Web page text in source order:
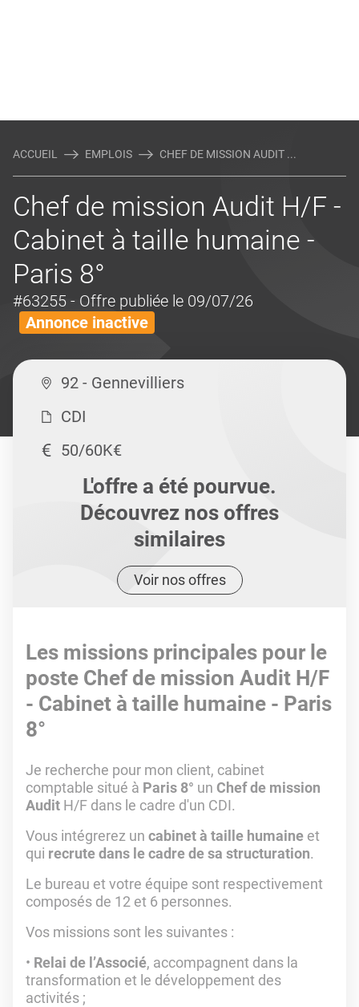
ACCUEIL EMPLOIS CHEF DE MISSION AUDIT ...
Chef de mission Audit H/F -
Cabinet à taille humaine -
Paris 8°
#63255 - Offre publiée le 09/07/26
Annonce inactive
92 - Gennevilliers
CDI
50/60K€
L'offre a été pourvue.
Découvrez nos offres
similaires
Voir nos offres
Les missions principales pour le
poste Chef de mission Audit H/F
- Cabinet à taille humaine - Paris
8°
Je recherche pour mon client, cabinet
comptable situé à Paris 8° un Chef de mission
Audit H/F dans le cadre d'un CDI.
Vous intégrerez un cabinet à taille humaine et
qui recrute dans le cadre de sa structuration.
Le bureau et votre équipe sont respectivement
composés de 12 et 6 personnes.
Vos missions sont les suivantes :
Relai de l’Associé, accompagnent dans la
transformation et le développement des
activités ;